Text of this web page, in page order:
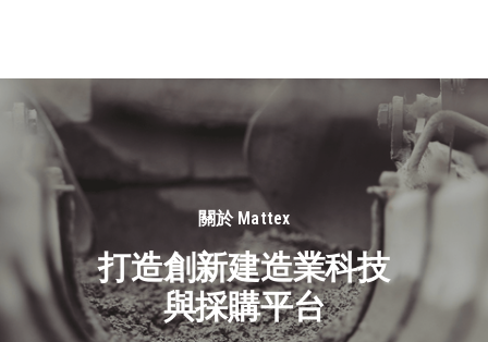
們
關於 Mattex
打造創新建造業科技
與採購平台